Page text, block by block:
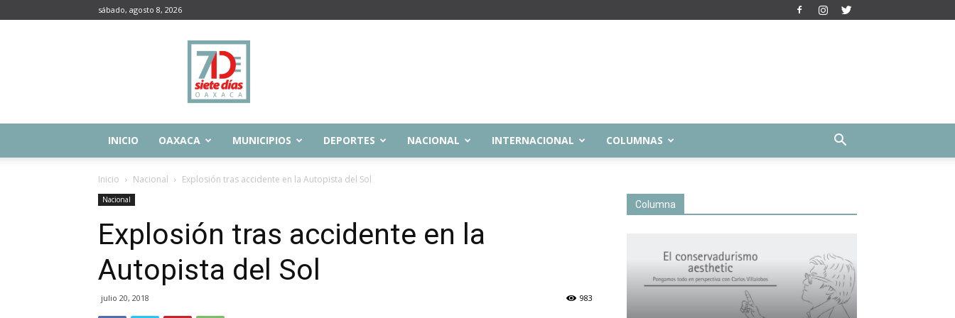
sábado, agosto 8, 2026
Siete
Días
Oaxaca
INICIO OAXACA MUNICIPIOS DEPORTES NACIONAL INTERNACIONAL COLUMNAS
Inicio Nacional Explosión tras accidente en la Autopista del Sol
Nacional
Explosión tras accidente en la
Autopista del Sol
julio 20, 2018 983
Columna